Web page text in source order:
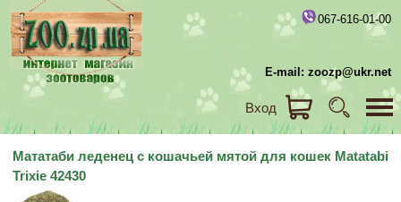
067-616-01-00
E-mail: zoozp@ukr.net
Вход
Мататаби леденец с кошачьей мятой для кошек Matatabi
Trixie 42430